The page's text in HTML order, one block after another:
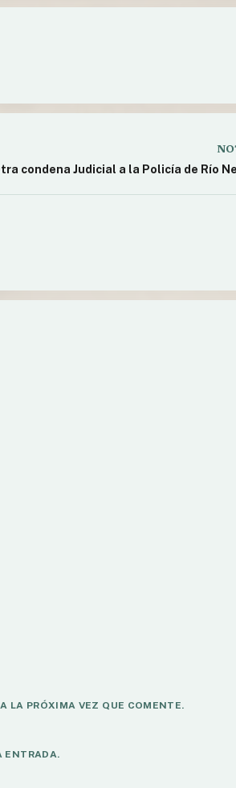
condena Judicial a la Policía de Río
LA PRÓXIMA VEZ QUE COMENTE.
ENTRADA.